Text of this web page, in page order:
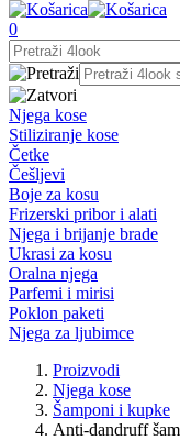
0
Njega kose
Stiliziranje kose
Četke
Češljevi
Boje za kosu
Frizerski pribor i alati
Njega i brijanje brade
Ukrasi za kosu
Oralna njega
Parfemi i mirisi
Poklon paketi
Njega za ljubimce
Proizvodi
Njega kose
Šamponi i kupke
Anti-dandruff